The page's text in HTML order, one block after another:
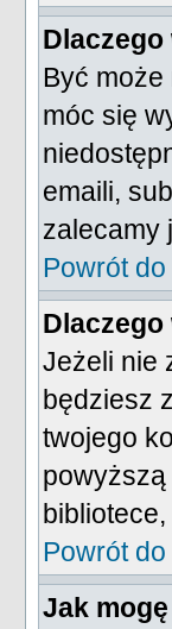
Być
móc się
emaili,
zalecamy
Powrót
Jeżeli nie
będziesz
twojego
Powrót
Jak